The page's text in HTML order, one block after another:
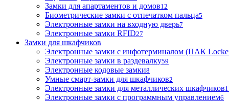
Замки для апартаментов и домов12
Биометрические замки с отпечатком пальца5
Электронные замки на входную дверь7
Электронные замки RFID27
Замки для шкафчиков
Электронные замки с инфотерминалом (ПАК
Электронные замки в раздевалку59
Электронные кодовые замки8
Умные смарт-замки для шкафчиков2
Электронные замки для металлических шкафчиков
Электронные замки с программным управлением6